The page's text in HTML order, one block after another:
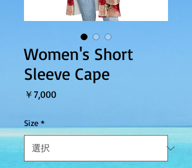
Women's Short
Sleeve Cape
￥7,000価格
Size *